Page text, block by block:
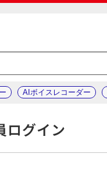
AIボイスレコーダー
ログイン